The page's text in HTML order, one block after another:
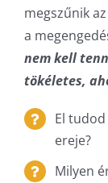
megszűnik
a
nem kell
tökéletes,
El
ereje?
Milyen